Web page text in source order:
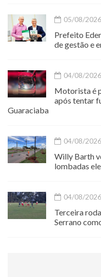
05/08/
Prefeito
de gestão e
04/08/
Motorista é
após tentar
Guaraciaba
04/08/
Willy Barth
lombadas
04/08/
Terceira
Serrano